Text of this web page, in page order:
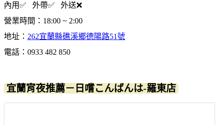
內用✅ 外帶✅ 外送❌
營業時間：18:00 ~ 2:00
地址： 262宜蘭縣礁溪鄉德陽路51號
電話：0933 482 850
宜蘭宵夜推薦－日嚐こんばんは-羅東店